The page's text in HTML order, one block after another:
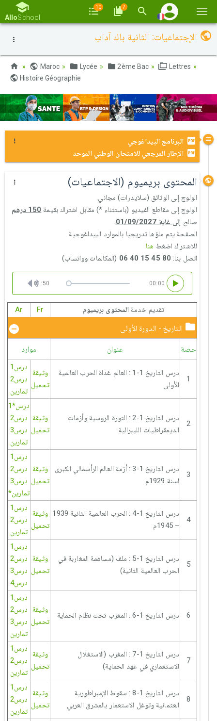
la
AlloSchool
10 7
الإجتماعيات: الثانية باك آداب
Maroc Lycée 2ème Bac
Lettres
Histoire Géographie
البرنامج البيداغوجي
الإطار المرجعي للامتحان الوطني الموحد
المحتوى بريميوم (الاجتماعيات)
الولوج إلى الوثائق (سلايدرات) مجاني.
الولوج إلى مقاطع الفيديو (باستثناء *) مقابل اشتراك بقيمة 150 درهم
صالح إلى غاية 01/09/2027
.
الصفحة يتم ملؤها تدريجيا بالموارد البيداغوجية
للاشتراك اضغط هنا.
اتصل بنا: 80 45 15 40 06 (المكالمات وواتساب)
00:00
01:50
تقديم خدمة المحتوى بريميوم Fr
Ar
التاريخ - الدورة الأولى
حصة عنوان موارد
1
درس التاريخ 1-1 : العالم غداة الحرب العالمية
الأولى
وثيقة
تحميل
درس1
درس2
تمارين
2
درس التاريخ 1-2 : الثورة الروسية وأزمات
الديمقراطيات الليبرالية
وثيقة
تحميل
درس*1
درس2
درس3
تمارين
3
درس التاريخ 1-3 : أزمة العالم الرأسمالي الكبرى
لسنة 1929م
وثيقة
تحميل
درس1
درس2
درس3
تمارين*
4
درس التاريخ 1-4 : الحرب العالمية الثانية 1939
– 1945م
وثيقة
تحميل
درس1
درس2
تمارين
5
درس التاريخ 1-5 : ملف (مساهمة المغاربة في
الحرب العالمية الثانية)
وثيقة
تحميل
درس1
درس2
درس3
درس4
6 درس التاريخ 1-6 : المغرب تحت نظام الحماية
وثيقة
تحميل
درس1
درس2
درس3
تمارين
7
درس التاريخ 1-7 : المغرب (الاستغلال
الاستعماري في عهد الحماية)
وثيقة
تحميل
درس1
درس2
تمارين
8
درس التاريخ 1-8 : سقوط الإمبراطورية
العثمانية وتوغل الاستعمار بالمشرق العربي
وثيقة
تحميل
درس1
درس2
تمارين